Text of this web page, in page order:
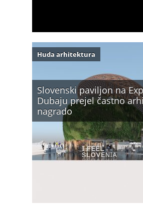
Slovenski paviljon na
Dubaju prejel častno
nagrado
Huda arhitektura